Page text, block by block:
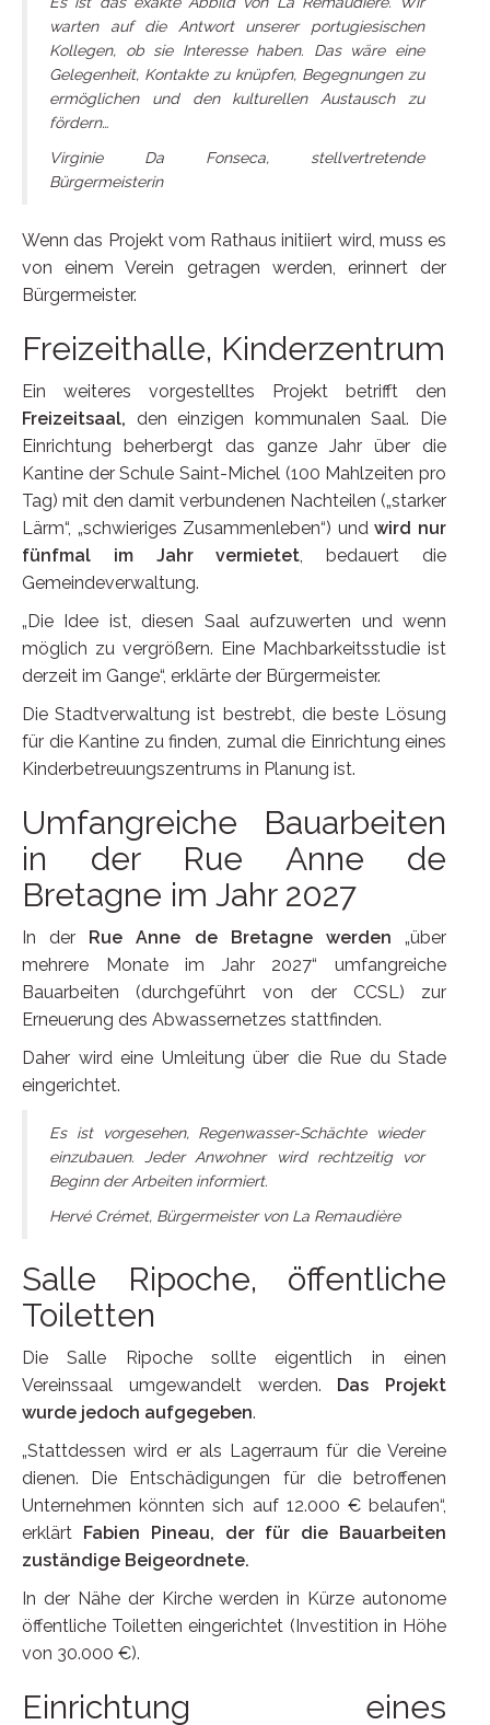
warten auf die Antwort unserer portugiesischen
Kollegen, ob sie Interesse haben. Das wäre eine
Gelegenheit, Kontakte zu knüpfen, Begegnungen zu
ermöglichen und den kulturellen Austausch zu
fördern…
Virginie Da Fonseca, stellvertretende
Bürgermeisterin
Wenn das Projekt vom Rathaus initiiert wird, muss es
von einem Verein getragen werden, erinnert der
Bürgermeister.
Freizeithalle, Kinderzentrum
Ein weiteres vorgestelltes Projekt betrifft den
Freizeitsaal, den einzigen kommunalen Saal. Die
Einrichtung beherbergt das ganze Jahr über die
Kantine der Schule Saint-Michel (100 Mahlzeiten pro
Tag) mit den damit verbundenen Nachteilen („starker
Lärm“, „schwieriges Zusammenleben“) undwird nur
fünfmal im Jahr vermietet , bedauert die
Gemeindeverwaltung.
„Die Idee ist, diesen Saal aufzuwerten und wenn
möglich zu vergrößern. Eine Machbarkeitsstudie ist
derzeit im Gange“, erklärte der Bürgermeister.
Die Stadtverwaltung ist bestrebt, die beste Lösung
für die Kantine zu finden, zumal die Einrichtung eines
Kinderbetreuungszentrums in Planung ist.
Umfangreiche Bauarbeiten
in der Rue Anne de
Bretagne im Jahr 2027
In der Rue Anne de Bretagne werden„über
mehrere Monate im Jahr 2027“ umfangreiche
Bauarbeiten (durchgeführt von der CCSL) zur
Erneuerung des Abwassernetzes stattfinden.
Daher wird eine Umleitung über die Rue du Stade
eingerichtet.
Es ist vorgesehen, Regenwasser-Schächte wieder
einzubauen. Jeder Anwohner wird rechtzeitig vor
Beginn der Arbeiten informiert.
Hervé Crémet, Bürgermeister von La Remaudière
Salle Ripoche, öffentliche
Toiletten
Die Salle Ripoche sollte eigentlich in einen
Vereinssaal umgewandelt werden. Das Projekt
wurde jedoch aufgegeben.
„Stattdessen wird er als Lagerraum für die Vereine
dienen. Die Entschädigungen für die betroffenen
Unternehmen könnten sich auf 12.000 € belaufen“,
erklärt Fabien Pineau, der für die Bauarbeiten
zuständige Beigeordnete.
In der Nähe der Kirche werden in Kürze autonome
öffentliche Toiletten eingerichtet (Investition in Höhe
von 30.000 €).
Einrichtung eines